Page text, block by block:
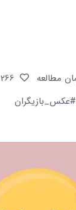
#عکس_بازیگران